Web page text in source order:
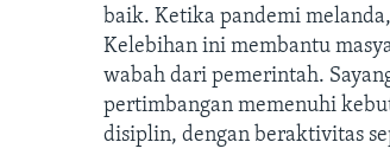
baik. Ketika pandemi
Kelebihan ini membantu
wabah dari pemerintah.
pertimbangan memenuhi
disiplin, dengan beraktivitas